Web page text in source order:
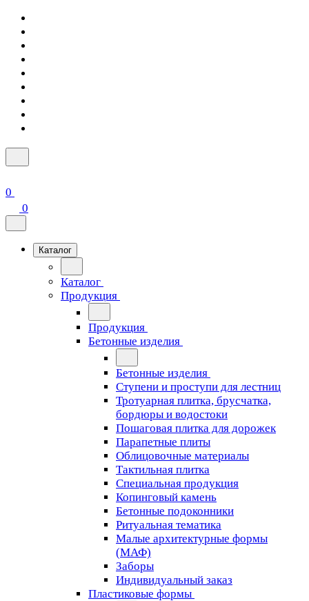
0
0
Каталог
Каталог
Продукция
Продукция
Бетонные изделия
Бетонные изделия
Ступени и проступи для лестниц
Тротуарная плитка, брусчатка,
бордюры и водостоки
Пошаговая плитка для дорожек
Парапетные плиты
Облицовочные материалы
Тактильная плитка
Специальная продукция
Копинговый камень
Бетонные подоконники
Ритуальная тематика
Малые архитектурные формы
(МАФ)
Заборы
Индивидуальный заказ
Пластиковые формы